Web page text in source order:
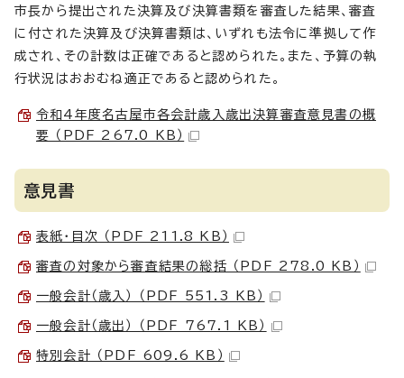
市長から提出された決算及び決算書類を審査した結果、審査
に付された決算及び決算書類は、いずれも法令に準拠して作
成され、その計数は正確であると認められた。また、予算の執
行状況はおおむね適正であると認められた。
令和4年度名古屋市各会計歳入歳出決算審査意見書の概
要 （PDF 267.0 KB）
意見書
表紙・目次 （PDF 211.8 KB）
審査の対象から審査結果の総括 （PDF 278.0 KB）
一般会計（歳入） （PDF 551.3 KB）
一般会計（歳出） （PDF 767.1 KB）
特別会計 （PDF 609.6 KB）